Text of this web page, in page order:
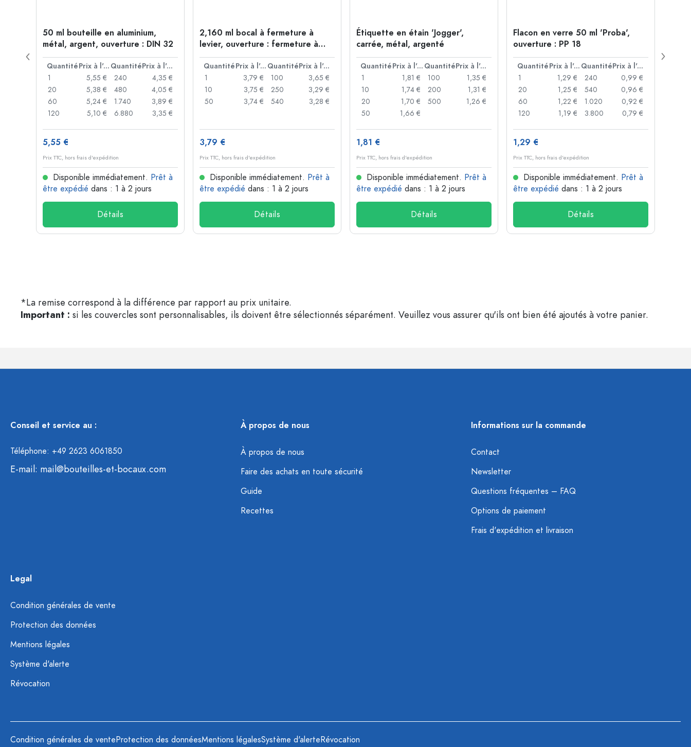
50 ml bouteille en aluminium,
métal, argent, ouverture : DIN 32
Quantité Prix à l'unité Quantité
Prix à l'unité
1
5,55 €
20
5,38 €
60
5,24 €
120
5,10 €
240
4,35 €
480
4,05 €
1.740
3,89 €
6.880
3,35 €
5,55 €
Prix TTC, hors frais d'expédition
Disponible immédiatement. Prêt à
être expédié dans : 1 à 2 jours
Détails
2,160 ml bocal à fermeture à
levier, ouverture : fermeture à
levier
Quantité Prix à l'unité Quantité
Prix à l'unité
1
3,79 €
10
3,75 €
50
3,74 €
100
3,65 €
250
3,29 €
540
3,28 €
3,79 €
Prix TTC, hors frais d'expédition
Disponible immédiatement. Prêt à
être expédié dans : 1 à 2 jours
Détails
Étiquette en étain 'Jogger',
carrée, métal, argenté
Quantité Prix à l'unité Quantité
Prix à l'unité
1
1,81 €
10
1,74 €
20
1,70 €
50
1,66 €
100
1,35 €
200
1,31 €
500
1,26 €
1,81 €
Prix TTC, hors frais d'expédition
Disponible immédiatement. Prêt à
être expédié dans : 1 à 2 jours
Détails
Flacon en verre 50 ml 'Proba',
ouverture : PP 18
Quantité Prix à l'unité Quantité
Prix à l'unité
1
1,29 €
20
1,25 €
60
1,22 €
120
1,19 €
240
0,99 €
540
0,96 €
1.020
0,92 €
3.800
0,79 €
1,29 €
Prix TTC, hors frais d'expédition
Disponible immédiatement. Prêt à
être expédié dans : 1 à 2 jours
Détails
*La remise correspond à la différence par rapport au prix unitaire.
Important : si les couvercles sont personnalisables, ils doivent être sélectionnés séparément. Veuillez vous assurer qu'ils ont bien été ajoutés à votre panier.
Conseil et service au :
Téléphone: +49 2623 6061850
E-mail: mail@bouteilles-et-bocaux.com
À propos de nous
À propos de nous
Faire des achats en toute sécurité
Guide
Recettes
Informations sur la commande
Contact
Newsletter
Questions fréquentes – FAQ
Options de paiement
Frais d'expédition et livraison
Legal
Condition générales de vente
Protection des données
Mentions légales
Système d'alerte
Révocation
Condition générales de venteProtection des donnéesMentions légalesSystème d'alerteRévocation